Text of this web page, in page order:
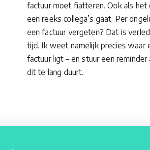
factuur moet fiatteren. Ook als het
een reeks collega’s gaat. Per
een factuur vergeten? Dat is
tijd. Ik weet namelijk precies waar
factuur ligt – en stuur een reminder
dit te lang duurt.